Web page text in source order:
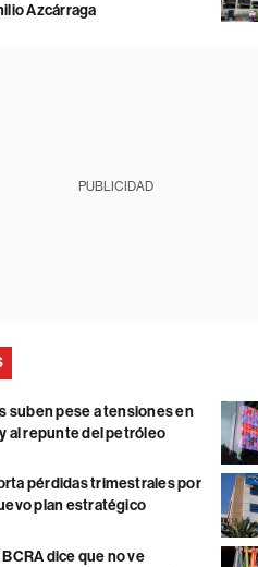
Azcárraga
PUBLICIDAD
suben pese a tensiones en
al repunte del petróleo
pérdidas trimestrales por
plan estratégico
dice que no ve